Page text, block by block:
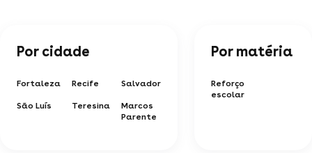
Por cidade
Fortaleza Recife Salvador
São Luís Teresina
Marcos
Parente
Por matéria
Reforço
escolar